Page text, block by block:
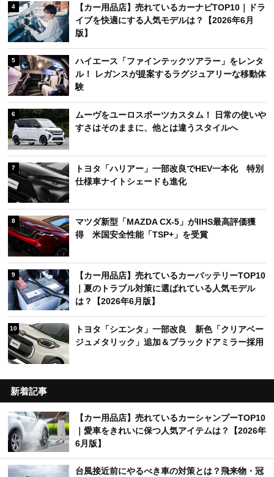
4
【カー用品店】売れているカーナビTOP10｜ドラ
イブを快適にする人気モデルは？【2026年6月
版】
5
ハイエース「ファインテックツアラー」をレンタ
ル！ レガンスが提案するラグジュアリーな移動体
験
6
ムーヴをユーロスポーツカスタム！ 日常の使いや
すさはそのままに、他とは違うスタイルへ
7
トヨタ「ハリアー」一部改良でHEV一本化 特別
仕様車ナイトシェードも進化
8
マツダ新型「MAZDA CX-5」がIIHS最高評価獲
得 米国安全性能「TSP+」を受賞
9
【カー用品店】売れているカーバッテリーTOP10
｜夏のトラブル対策に選ばれている人気モデル
は？【2026年6月版】
10
トヨタ「シエンタ」一部改良 新色「クリアベー
ジュメタリック」追加＆ブラックドアミラー採用
新着記事
【カー用品店】売れているカーシャンプーTOP10
｜愛車をきれいに保つ人気アイテムは？【2026年
6月版】
台風接近前にやるべき車の対策とは？飛来物・冠